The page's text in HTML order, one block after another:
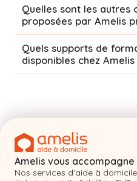
Quelles sont les autres
proposées par Amelis
Quels supports de
disponibles chez Amelis
Amelis vous accompagne
Nos services d'aide à domicile